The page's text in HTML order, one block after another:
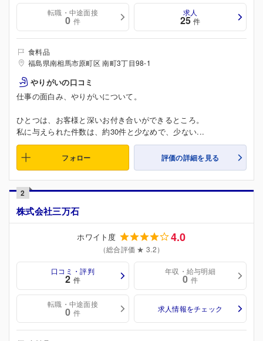
転職・中途面接
0 件
求人
25 件
食料品
福島県南相馬市原町区 南町3丁目98-1
やりがいの口コミ
仕事の面白み、やりがいについて。
ひとつは、お客様と深いお付き合いができるところ。
私に与えられた件数は、約30件と少なめで、少ない...
フォロー 評価の詳細を見る
2
株式会社三万石
ホワイト度 4.0
（総合評価 ★ 3.2）
口コミ・評判
2 件
年収・給与明細
0 件
転職・中途面接
0 件 求人情報をチェック